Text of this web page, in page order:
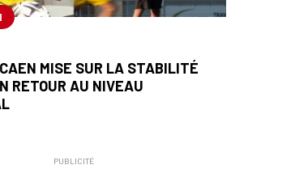
MISE SUR LA STABILITÉ
RETOUR AU NIVEAU
PUBLICITÉ